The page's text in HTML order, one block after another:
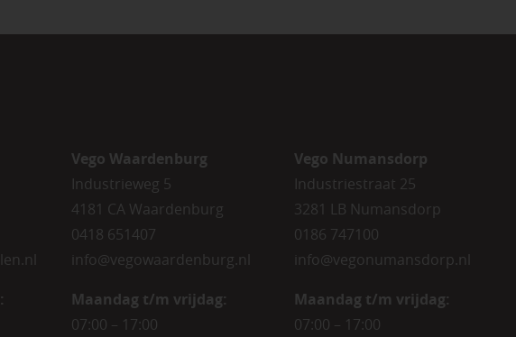
Vego Waardenburg
Industrieweg 5
4181 CA Waardenburg
0418 651407
info@vegowaardenburg.nl
Maandag t/m vrijdag:
07:00 – 17:00
Vego Numansdorp
Industriestraat 25
3281 LB Numansdorp
0186 747100
info@vegonumansdorp.nl
Maandag t/m vrijdag:
07:00 – 17:00